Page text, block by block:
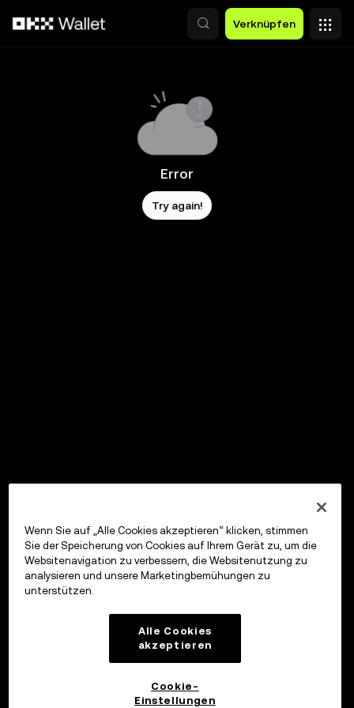
Verknüpfen
Error
Try again!
Wenn Sie auf „Alle Cookies akzeptieren“ klicken, stimmen
Sie der Speicherung von Cookies auf Ihrem Gerät zu, um die
Websitenavigation zu verbessern, die Websitenutzung zu
analysieren und unsere Marketingbemühungen zu
unterstützen.
Alle Cookies
akzeptieren
Cookie-
Einstellungen